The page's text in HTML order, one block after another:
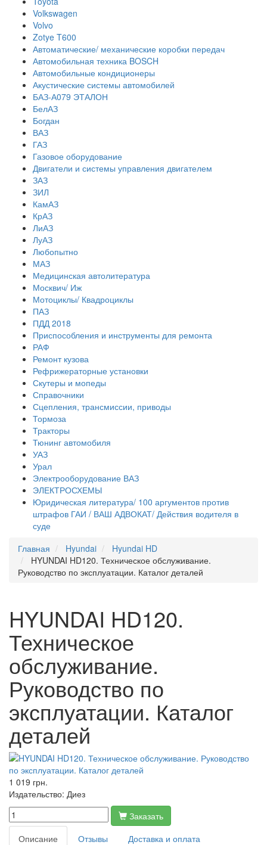
Volkswagen
Volvo
Zotye T600
Автоматические/ механические коробки передач
Автомобильная техника BOSCH
Автомобильные кондиционеры
Акустические системы автомобилей
БАЗ-А079 ЭТАЛОН
БелАЗ
Богдан
ВАЗ
ГАЗ
Газовое оборудование
Двигатели и системы управления двигателем
ЗАЗ
ЗИЛ
КамАЗ
КрАЗ
ЛиАЗ
ЛуАЗ
Любопытно
МАЗ
Медицинская автолитература
Москвич/ Иж
Мотоциклы/ Квадроциклы
ПАЗ
ПДД 2018
Приспособления и инструменты для ремонта
РАФ
Ремонт кузова
Рефрижераторные установки
Скутеры и мопеды
Справочники
Сцепления, трансмиссии, приводы
Тормоза
Тракторы
Тюнинг автомобиля
УАЗ
Урал
Электрооборудование ВАЗ
ЭЛЕКТРОСХЕМЫ
Юридическая литература/ 100 аргументов против
штрафов ГАИ / ВАШ АДВОКАТ/ Действия водителя в
суде
Главная
Hyundai
Hyundai HD
HYUNDAI HD120. Техническое обслуживание.
Руководство по эксплуатации. Каталог деталей
HYUNDAI HD120.
Техническое
обслуживание.
Руководство по
эксплуатации. Каталог
деталей
1 019 грн.
Издательство: Диез
Заказать
Описание
Отзывы
Доставка и оплата